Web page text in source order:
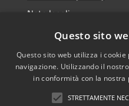
Note legali
Dichiarazione di
Questo sito
Questo sito web utilizza i
navigazione. Utilizzando il
in conformità con la nostra
STRETTAMENTE